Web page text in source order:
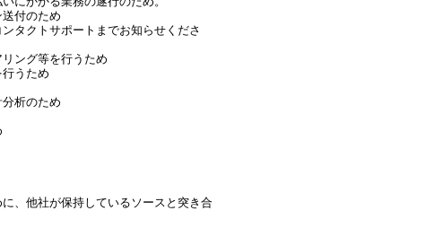
付のため
タクトサポートまでお知らせくださ
ング等を行うため
うため
析のため
、他社が保持しているソースと突き合